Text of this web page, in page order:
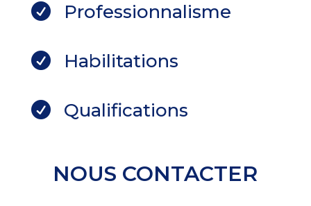
 Professionnalisme
 Habilitations
 Qualifications
NOUS CONTACTER